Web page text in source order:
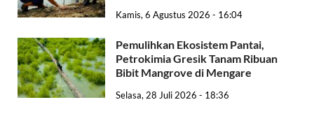
Kamis, 6 Agustus 2026 - 16:04
Pemulihkan Ekosistem Pantai,
Petrokimia Gresik Tanam Ribuan
Bibit Mangrove di Mengare
Selasa, 28 Juli 2026 - 18:36